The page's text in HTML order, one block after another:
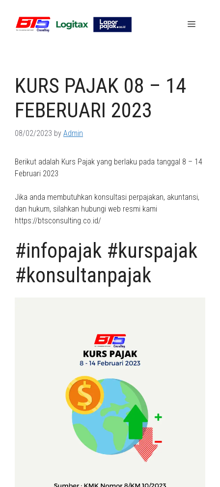
content
Menu
KURS PAJAK 08 – 14
FEBERUARI 2023
08/02/2023 by Admin
Berikut adalah Kurs Pajak yang berlaku pada tanggal 8 – 14
Februari 2023
Jika anda membutuhkan konsultasi perpajakan, akuntansi,
dan hukum, silahkan hubungi web resmi kami
https://btsconsulting.co.id/
#infopajak #kurspajak
#konsultanpajak